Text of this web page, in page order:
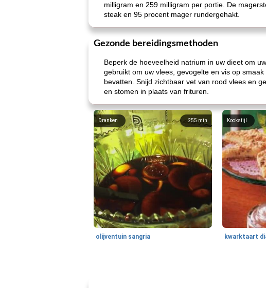
milligram en 259 milligram per portie. De
steak en 95 procent mager rundergehakt.
Gezonde bereidingsmethoden
Beperk de hoeveelheid natrium in uw dieet om
gebruikt om uw vlees, gevogelte en vis op
bevatten. Snijd zichtbaar vet van rood vlees en
en stomen in plaats van frituren.
255 min
Dranken
olijventuin sangria
Kookstijl
kwarktaart